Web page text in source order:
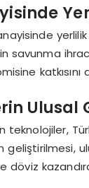
savunma
katkısını
Ulusal
geliştirilmesi,
döviz